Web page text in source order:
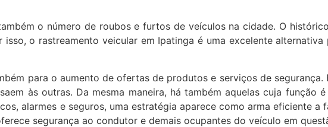
o número de roubos e furtos de veículos na cidade. O
o rastreamento veicular em Ipatinga é uma excelente alternativa
para o aumento de ofertas de produtos e serviços de segurança.
às outras. Da mesma maneira, há também aquelas cuja função é
alarmes e seguros, uma estratégia aparece como arma eficiente a
segurança ao condutor e demais ocupantes do veículo em